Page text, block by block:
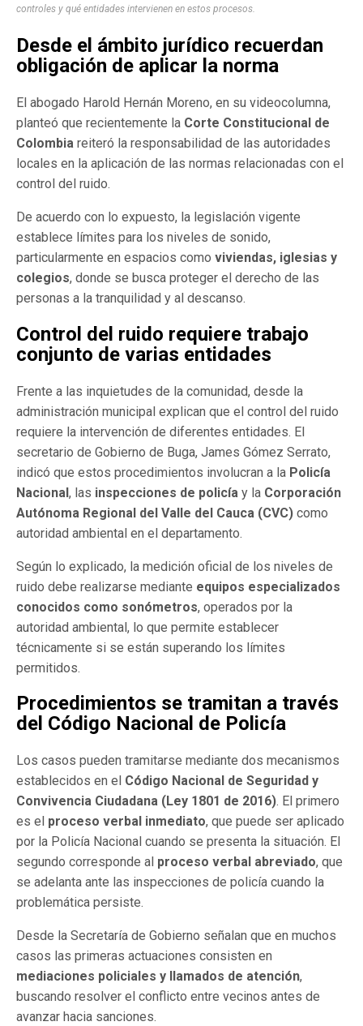
controles y qué entidades intervienen en estos procesos.
Desde el ámbito jurídico recuerdan
obligación de aplicar la norma
El abogado Harold Hernán Moreno, en su videocolumna,
planteó que recientemente la Corte Constitucional de
Colombia reiteró la responsabilidad de las autoridades
locales en la aplicación de las normas relacionadas con el
control del ruido.
De acuerdo con lo expuesto, la legislación vigente
establece límites para los niveles de sonido,
particularmente en espacios como viviendas, iglesias y
colegios, donde se busca proteger el derecho de las
personas a la tranquilidad y al descanso.
Control del ruido requiere trabajo
conjunto de varias entidades
Frente a las inquietudes de la comunidad, desde la
administración municipal explican que el control del ruido
requiere la intervención de diferentes entidades. El
secretario de Gobierno de Buga, James Gómez Serrato,
indicó que estos procedimientos involucran a la Policía
Nacional, las inspecciones de policía y la Corporación
Autónoma Regional del Valle del Cauca (CVC) como
autoridad ambiental en el departamento.
Según lo explicado, la medición oficial de los niveles de
ruido debe realizarse mediante equipos especializados
conocidos como sonómetros, operados por la
autoridad ambiental, lo que permite establecer
técnicamente si se están superando los límites
permitidos.
Procedimientos se tramitan a través
del Código Nacional de Policía
Los casos pueden tramitarse mediante dos mecanismos
establecidos en el Código Nacional de Seguridad y
Convivencia Ciudadana (Ley 1801 de 2016). El primero
es el proceso verbal inmediato, que puede ser aplicado
por la Policía Nacional cuando se presenta la situación. El
segundo corresponde al proceso verbal abreviado, que
se adelanta ante las inspecciones de policía cuando la
problemática persiste.
Desde la Secretaría de Gobierno señalan que en muchos
casos las primeras actuaciones consisten en
mediaciones policiales y llamados de atención,
buscando resolver el conflicto entre vecinos antes de
avanzar hacia sanciones.